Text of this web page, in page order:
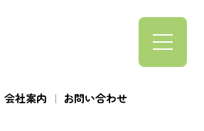
会社案内 お問い合わせ